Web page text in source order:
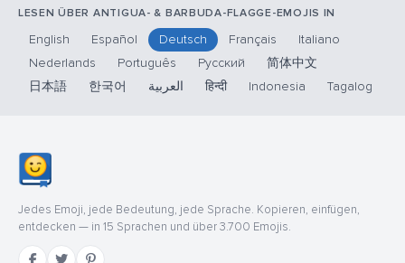
LESEN ÜBER ANTIGUA- & BARBUDA-FLAGGE-EMOJIS IN
English Español Deutsch Français
Italiano
Nederlands
Português Русский
简体中文
日本語
한국어 العربية हिन्दी Indonesia Tagalog
Jedes Emoji, jede Bedeutung, jede Sprache. Kopieren, einfügen,
entdecken — in 15 Sprachen und über 3.700 Emojis.